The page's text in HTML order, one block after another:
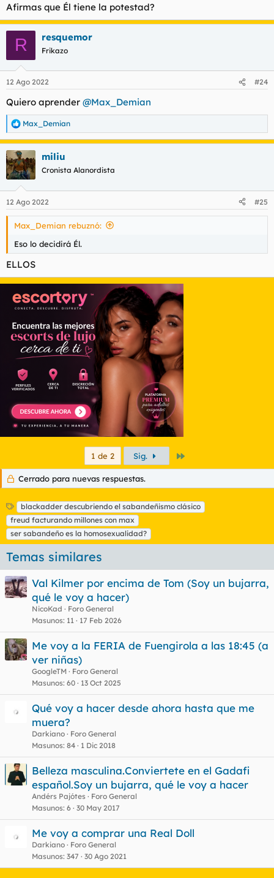
Afirmas que Él tiene la potestad?
R resquemor
Frikazo
12 Ago 2022 #24
Quiero aprender @Max_Demian
R
e
a
c
c
i
e
s
Max_Demian
miliu
Cronista Alanordista
12 Ago 2022 #25
Max_Demian rebuznó:
Eso lo decidirá Él.
ELLOS
1 de 2 Sig.
Cerrado para nuevas respuestas.
E
t
i
q
e
t
a
s
blackadder descubriendo el sabandeñismo clásico
freud facturando millones con max
ser sabandeño es la homosexualidad?
Temas similares
Val Kilmer por encima de Tom (Soy un bujarra,
qué le voy a hacer)
NicoKad
Foro General
Masunos 11 17 Feb 2026
Me voy a la FERIA de Fuengirola a las 18:45 (a
ver niñas)
GoogleTM
Foro General
Masunos 60 13 Oct 2025
Qué voy a hacer desde ahora hasta que me
muera?
Darkiano
Foro General
Masunos 84 1 Dic 2018
Belleza masculina.Conviertete en el Gadafi
español.Soy un bujarra, qué le voy a hacer
Andérs Pajótes
Foro General
Masunos 6 30 May 2017
Me voy a comprar una Real Doll
Darkiano
Foro General
Masunos 347 30 Ago 2021